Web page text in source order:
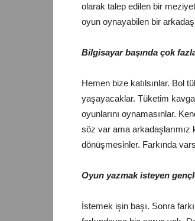
olarak talep edilen bir
oyun oynayabilen bir
Bilgisayar başında çok
Hemen bize katılsınlar. Bol
yaşayacaklar. Tüketim
oyunlarını oynamasınlar.
söz var ama arkadaşlarımız
dönüşmesinler. Farkında
Oyun yazmak isteyen
İstemek işin başı. Sonra